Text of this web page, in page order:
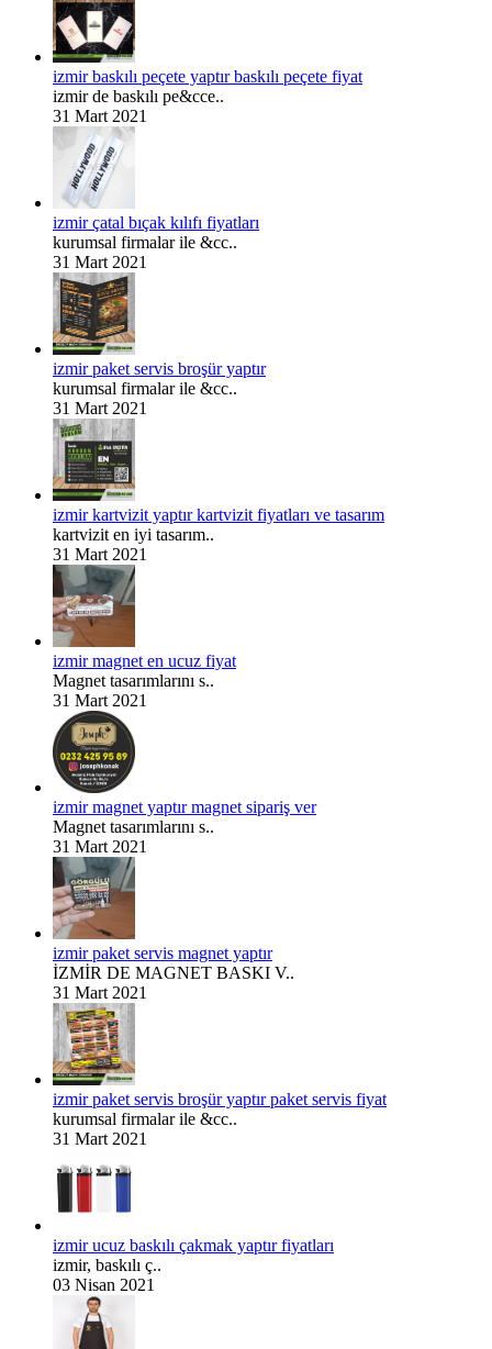
izmir baskılı peçete yaptır baskılı peçete fiyat
izmir de baskılı pe&cce..
31 Mart 2021
izmir çatal bıçak kılıfı fiyatları
kurumsal firmalar ile &cc..
31 Mart 2021
izmir paket servis broşür yaptır
kurumsal firmalar ile &cc..
31 Mart 2021
izmir kartvizit yaptır kartvizit fiyatları ve tasarım
kartvizit en iyi tasarım..
31 Mart 2021
izmir magnet en ucuz fiyat
Magnet tasarımlarını s..
31 Mart 2021
izmir magnet yaptır magnet sipariş ver
Magnet tasarımlarını s..
31 Mart 2021
izmir paket servis magnet yaptır
İZMİR DE MAGNET BASKI V..
31 Mart 2021
izmir paket servis broşür yaptır paket servis fiyat
kurumsal firmalar ile &cc..
31 Mart 2021
izmir ucuz baskılı çakmak yaptır fiyatları
izmir, baskılı ç..
03 Nisan 2021